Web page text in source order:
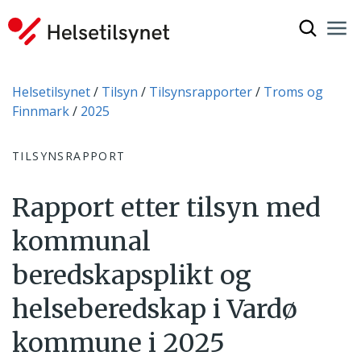
Du er her:
Helsetilsynet Tilsyn Tilsynsrapporter
Troms og
Finnmark
2025
TILSYNSRAPPORT
Rapport etter tilsyn med
kommunal
beredskapsplikt og
helseberedskap i Vardø
kommune i 2025